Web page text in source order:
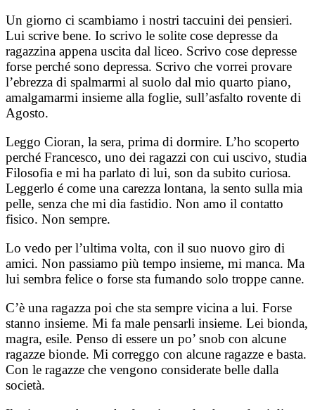
Un giorno ci scambiamo i nostri taccuini dei pensieri.
Lui scrive bene. Io scrivo le solite cose depresse da
ragazzina appena uscita dal liceo. Scrivo cose depresse
forse perché sono depressa. Scrivo che vorrei provare
l’ebrezza di spalmarmi al suolo dal mio quarto piano,
amalgamarmi insieme alla foglie, sull’asfalto rovente di
Agosto.
Leggo Cioran, la sera, prima di dormire. L’ho scoperto
perché Francesco, uno dei ragazzi con cui uscivo, studia
Filosofia e mi ha parlato di lui, son da subito curiosa.
Leggerlo é come una carezza lontana, la sento sulla mia
pelle, senza che mi dia fastidio. Non amo il contatto
fisico. Non sempre.
Lo vedo per l’ultima volta, con il suo nuovo giro di
amici. Non passiamo più tempo insieme, mi manca. Ma
lui sembra felice o forse sta fumando solo troppe canne.
C’è una ragazza poi che sta sempre vicina a lui. Forse
stanno insieme. Mi fa male pensarli insieme. Lei bionda,
magra, esile. Penso di essere un po’ snob con alcune
ragazze bionde. Mi correggo con alcune ragazze e basta.
Con le ragazze che vengono considerate belle dalla
società.